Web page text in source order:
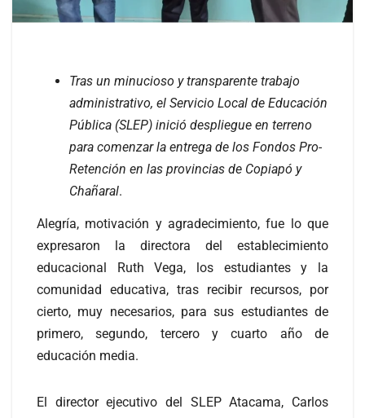
Tras un minucioso y transparente trabajo
administrativo, el Servicio Local de Educación
Pública (SLEP) inició despliegue en terreno
para comenzar la entrega de los Fondos Pro-
Retención en las provincias de Copiapó y
Chañaral.
Alegría, motivación y agradecimiento, fue lo que
expresaron la directora del establecimiento
educacional Ruth Vega, los estudiantes y la
comunidad educativa, tras recibir recursos, por
cierto, muy necesarios, para sus estudiantes de
primero, segundo, tercero y cuarto año de
educación media.
El director ejecutivo del SLEP Atacama, Carlos